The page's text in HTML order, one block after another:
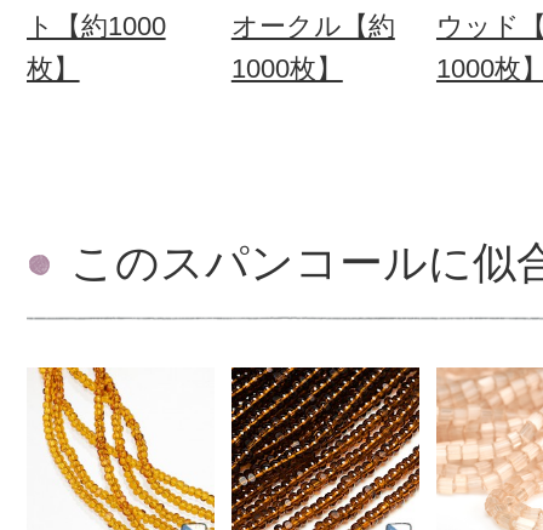
ト【約1000
枚】
オークル【約
1000枚】
ウッド
1000枚
このスパンコールに似